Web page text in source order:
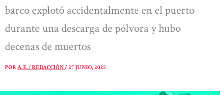
barco explotó accidentalmente en el puerto
durante una descarga de pólvora y hubo
decenas de muertos
PORA. E. / REDACCIÓN/27 JUNIO, 2025